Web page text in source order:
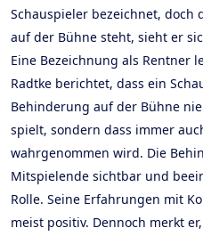
Schauspieler bezeichnet, doch
auf der Bühne steht, sieht er
Eine Bezeichnung als Rentner
Radtke berichtet, dass ein
Behinderung auf der Bühne
spielt, sondern dass immer
wahrgenommen wird. Die
Mitspielende sichtbar und
Rolle. Seine Erfahrungen mit
meist positiv. Dennoch merkt